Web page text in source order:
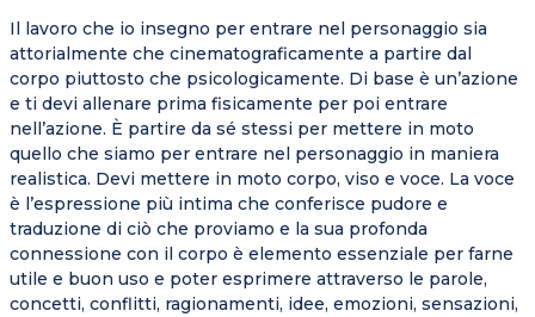
Il lavoro che io insegno per entrare nel personaggio sia
attorialmente che cinematograficamente a partire dal
corpo piuttosto che psicologicamente. Di base è un’azione
e ti devi allenare prima fisicamente per poi entrare
nell’azione. È partire da sé stessi per mettere in moto
quello che siamo per entrare nel personaggio in maniera
realistica. Devi mettere in moto corpo, viso e voce. La voce
è l’espressione più intima che conferisce pudore e
traduzione di ciò che proviamo e la sua profonda
connessione con il corpo è elemento essenziale per farne
utile e buon uso e poter esprimere attraverso le parole,
concetti, conflitti, ragionamenti, idee, emozioni, sensazioni,